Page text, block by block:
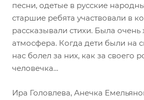
песни, одетые в русские
старшие ребята участвовали в
рассказывали стихи. Была
атмосфера. Когда дети были на
нас болел за них, как за своего
человечка…
Ира Головлева, Анечка